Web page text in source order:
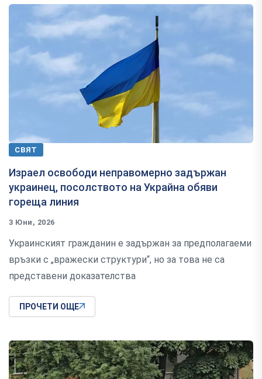
СВЯТ
Израел освободи неправомерно задържан
украинец, посолството на Украйна обяви
гореща линия
3 Юни, 2026
Украинският гражданин е задържан за предполагаеми
връзки с „вражески структури“, но за това не са
представени доказателства
ПРОЧЕТИ ОЩЕ